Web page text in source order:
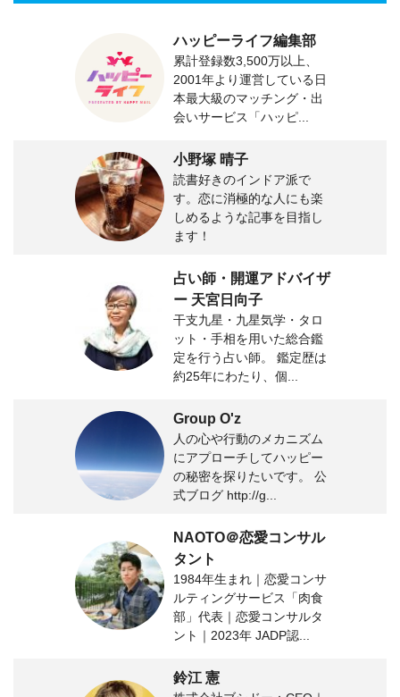
ハッピーライフ編集部
累計登録数3,500万以上、
2001年より運営している日
本最大級のマッチング・出
会いサービス「ハッピ...
小野塚 晴子
読書好きのインドア派で
す。恋に消極的な人にも楽
しめるような記事を目指し
ます！
占い師・開運アドバイザ
ー 天宮日向子
干支九星・九星気学・タロ
ット・手相を用いた総合鑑
定を行う占い師。 鑑定歴は
約25年にわたり、個...
Group O'z
人の心や行動のメカニズム
にアプローチしてハッピー
の秘密を探りたいです。 公
式ブログ http://g...
NAOTO＠恋愛コンサル
タント
1984年生まれ｜恋愛コンサ
ルティングサービス「肉食
部」代表｜恋愛コンサルタ
ント｜2023年 JADP認...
鈴江 憲